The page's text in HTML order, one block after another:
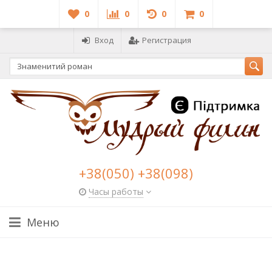
0 0 0 0
Вход Регистрация
+38(050) +38(098)
Часы работы
Меню